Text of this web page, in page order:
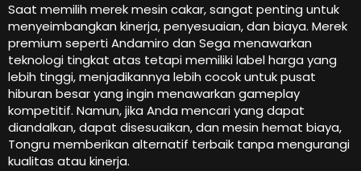
Saat memilih merek mesin cakar, sangat penting untuk
menyeimbangkan kinerja, penyesuaian, dan biaya. Merek
premium seperti Andamiro dan Sega menawarkan
teknologi tingkat atas tetapi memiliki label harga yang
lebih tinggi, menjadikannya lebih cocok untuk pusat
hiburan besar yang ingin menawarkan gameplay
kompetitif. Namun, jika Anda mencari yang dapat
diandalkan, dapat disesuaikan, dan mesin hemat biaya,
Tongru memberikan alternatif terbaik tanpa mengurangi
kualitas atau kinerja.